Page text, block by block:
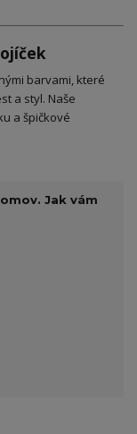
barvami, které
a styl. Naše
a špičkové
Jak vám